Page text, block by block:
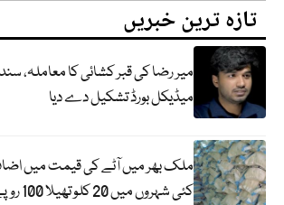
تازہ ترین خبریں
میر رضا کی قبر کشائی کا معاملہ،
میڈیکل بورڈ تشکیل دے دیا
ملک بھر میں آٹے کی قیمت میں
کئی شہروں میں 20 کلو تھیلا 100 روپے تک مہنگا